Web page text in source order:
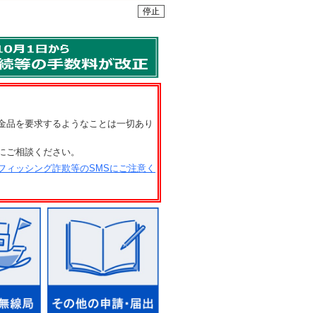
停止
品を要求するようなことは一切あり
相談ください。
ッシング詐欺等のSMSにご注意く